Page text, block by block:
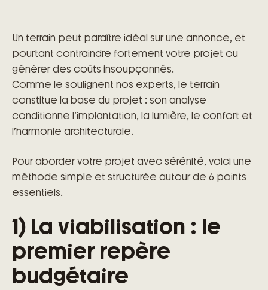
Un terrain peut paraître idéal sur une annonce, et
pourtant contraindre fortement votre projet ou
générer des coûts insoupçonnés.
Comme le soulignent nos experts, le terrain
constitue la base du projet : son analyse
conditionne l’implantation, la lumière, le confort et
l’harmonie architecturale.
Pour aborder votre projet avec sérénité, voici une
méthode simple et structurée autour de 6 points
essentiels.
1) La viabilisation : le
premier repère
budgétaire